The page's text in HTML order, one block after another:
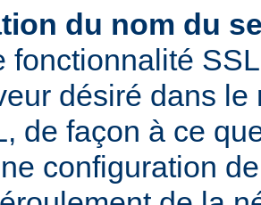
du nom du
fonctionnalité
désiré dans
de façon à ce
configuration